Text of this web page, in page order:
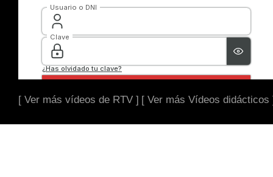
[ Ver más vídeos de RTV ] [ Ver más Vídeos didácticos